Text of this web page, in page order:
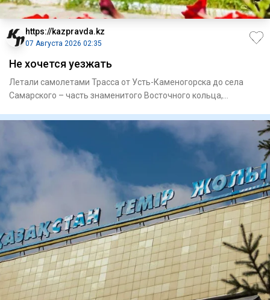
https://kazpravda.kz
07 Августа 2026 02:35
Не хочется уезжать
Летали самолетами Трасса от Усть-Каменогорска до села
Самарского – часть знаменитого Восточного кольца,